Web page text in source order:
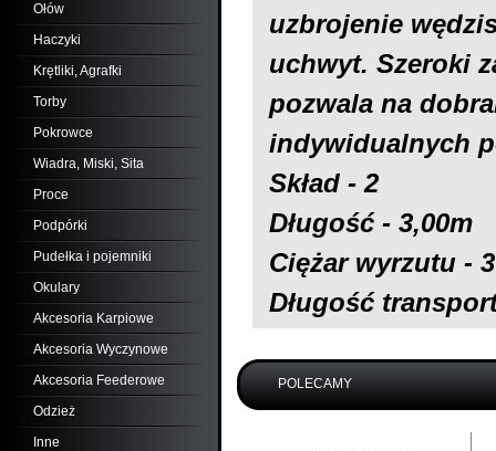
Ołów
Haczyki
Krętliki, Agrafki
Torby
Pokrowce
Wiadra, Miski, Sita
Proce
Podpórki
Pudełka i pojemniki
Okulary
Akcesoria Karpiowe
Akcesoria Wyczynowe
Akcesoria Feederowe
Odzież
Inne
uzbrojenie
uchwyt. Szeroki
pozwala na
indywidualnych
Skład - 2
Długość - 3,00m
Ciężar wyrzutu -
Długość
POLECAMY